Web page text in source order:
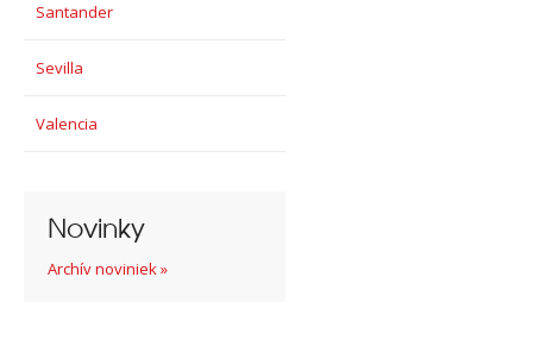
Santander
Sevilla
Valencia
Novinky
Archív noviniek »